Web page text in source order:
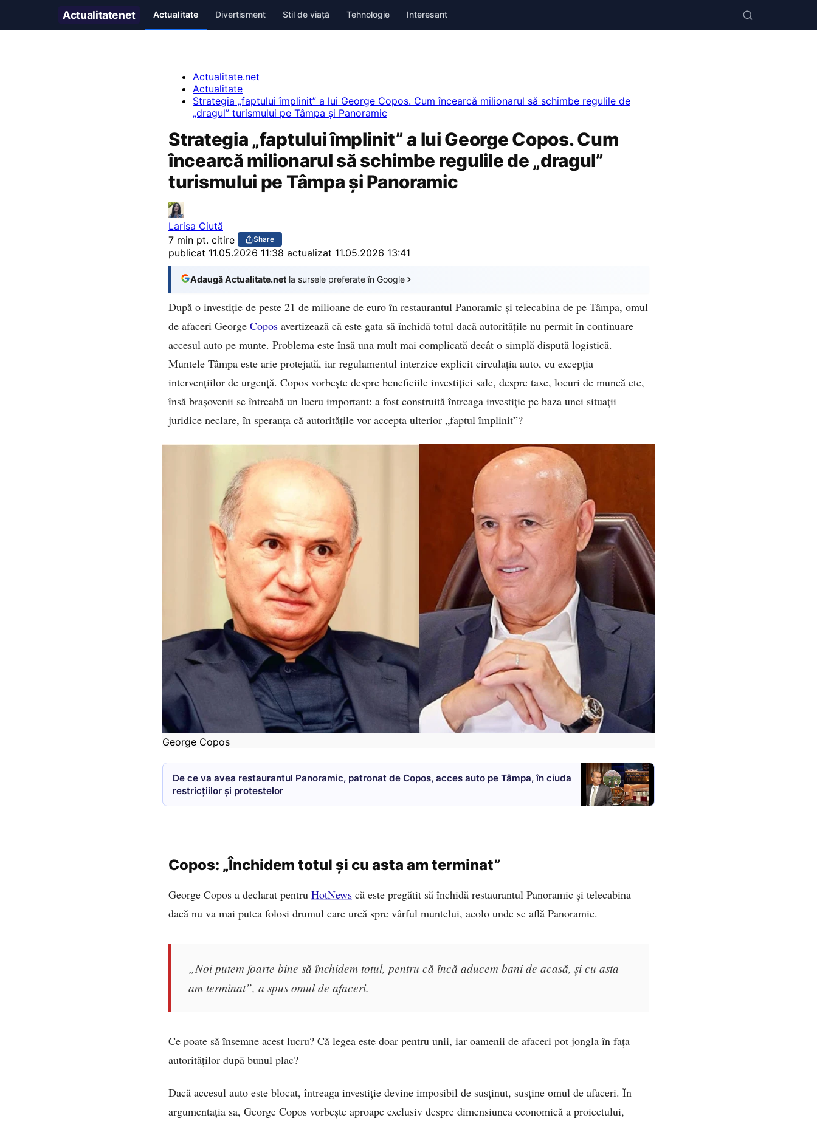
Actualitatenet Actualitate Divertisment Stil de viață Tehnologie Interesant
Actualitate.net
Actualitate
Strategia „faptului împlinit” a lui George Copos. Cum încearcă milionarul să schimbe regulile de
„dragul” turismului pe Tâmpa și Panoramic
Strategia „faptului împlinit” a lui George Copos. Cum
încearcă milionarul să schimbe regulile de „dragul”
turismului pe Tâmpa și Panoramic
Larisa Ciută
7 min pt. citire
Share
publicat 11.05.2026 11:38 actualizat 11.05.2026 13:41
Adaugă Actualitate.net la sursele preferate în Google
După o investiție de peste 21 de milioane de euro în restaurantul Panoramic și telecabina de pe Tâmpa, omul
de afaceri George Copos avertizează că este gata să închidă totul dacă autoritățile nu permit în continuare
accesul auto pe munte. Problema este însă una mult mai complicată decât o simplă dispută logistică.
Muntele Tâmpa este arie protejată, iar regulamentul interzice explicit circulația auto, cu excepția
intervențiilor de urgență. Copos vorbește despre beneficiile investiției sale, despre taxe, locuri de muncă etc,
însă brașovenii se întreabă un lucru important: a fost construită întreaga investiție pe baza unei situații
juridice neclare, în speranța că autoritățile vor accepta ulterior „faptul împlinit”?
George Copos
De ce va avea restaurantul Panoramic, patronat de Copos, acces auto pe Tâmpa, în ciuda
restricțiilor și protestelor
Copos: „Închidem totul și cu asta am terminat”
George Copos a declarat pentru HotNews că este pregătit să închidă restaurantul Panoramic și telecabina
dacă nu va mai putea folosi drumul care urcă spre vârful muntelui, acolo unde se află Panoramic.
„Noi putem foarte bine să închidem totul, pentru că încă aducem bani de acasă, și cu asta
am terminat”, a spus omul de afaceri.
Ce poate să însemne acest lucru? Că legea este doar pentru unii, iar oamenii de afaceri pot jongla în fața
autorităților după bunul plac?
Dacă accesul auto este blocat, întreaga investiție devine imposibil de susținut, susține omul de afaceri. În
argumentația sa, George Copos vorbește aproape exclusiv despre dimensiunea economică a proiectului,